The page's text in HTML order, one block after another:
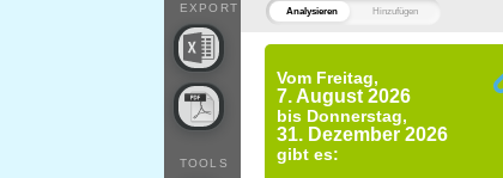
Analysieren Hinzufügen
Vom Freitag,
7. August 2026
bis Donnerstag,
31. Dezember 2026
gibt es:
EXPORT
TOOLS